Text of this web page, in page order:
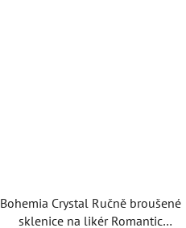
Bohemia Crystal Ručně broušené
sklenice na likér Romantic